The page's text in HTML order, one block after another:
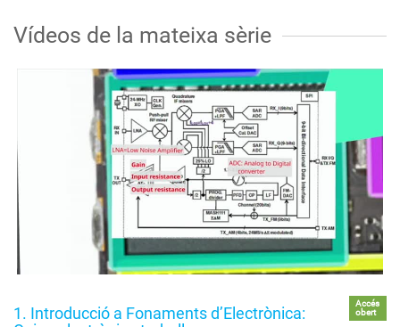
Vídeos de la mateixa sèrie
1. Introducció a Fonaments d’Electrònica:
Accés
obert